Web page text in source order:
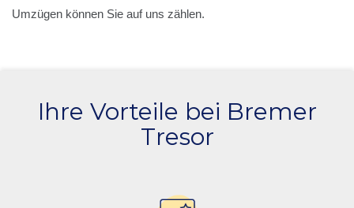
Umzügen können Sie auf uns zählen.
Ihre Vorteile bei Bremer
Tresor